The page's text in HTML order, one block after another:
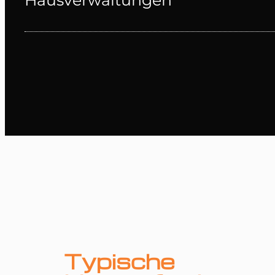
Typische